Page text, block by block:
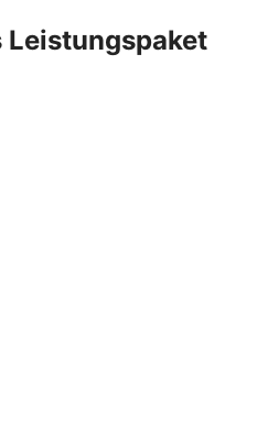
Leistungspaket